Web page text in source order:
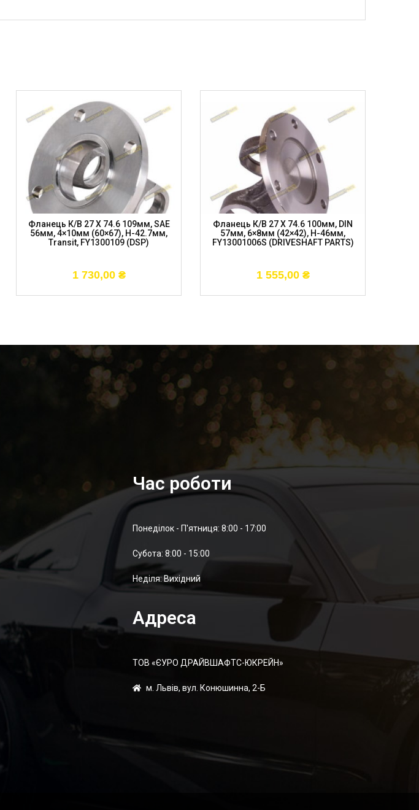
Фланець К/в 27 X 74.6 109мм, SAE
56мм, 4×10мм (60×67), H-42.7мм,
Transit, FY1300109 (DSP)
1 730,00 ₴
Фланець К/в 27 X 74.6 100мм, DIN
57мм, 6×8мм (42×42), H-46мм,
FY13001006S (DRIVESHAFT PARTS)
1 555,00 ₴
Час роботи
Понеділок - П'ятниця: 8:00 - 17:00
Суботa: 8:00 - 15:00
Неділя: Вихідний
Адреса
ТОВ «ЄУРО ДРАЙВШАФТC-ЮКРЕЙН»
м. Львів, вул. Конюшинна, 2-Б